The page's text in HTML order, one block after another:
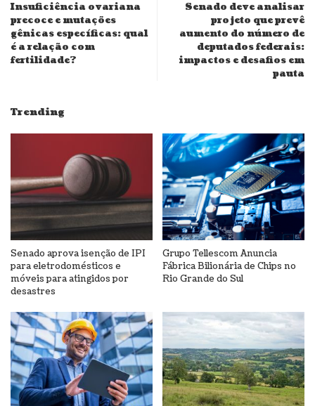
Insuficiência ovariana
precoce e mutações
gênicas específicas: qual
é a relação com
fertilidade?
Senado deve analisar
projeto que prevê
aumento do número de
deputados federais:
impactos e desafios em
pauta
Trending
Senado aprova isenção de IPI
para eletrodomésticos e
móveis para atingidos por
desastres
Grupo Tellescom Anuncia
Fábrica Bilionária de Chips no
Rio Grande do Sul